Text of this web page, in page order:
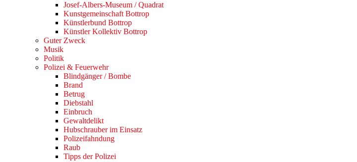
Josef-Albers-Museum / Quadrat
Kunstgemeinschaft Bottrop
Künstlerbund Bottrop
Künstler Kollektiv Bottrop
Guter Zweck
Musik
Politik
Polizei & Feuerwehr
Blindgänger / Bombe
Brand
Betrug
Diebstahl
Einbruch
Gewaltdelikt
Hubschrauber im Einsatz
Polizeifahndung
Raub
Tipps der Polizei